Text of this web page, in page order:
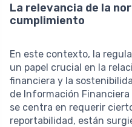
La relevancia de la
cumplimiento
En este contexto, la
un papel crucial en la
financiera y la
de Información
se centra en requerir
reportabilidad, están